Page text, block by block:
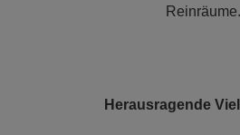
Reinräume.
Herausragende